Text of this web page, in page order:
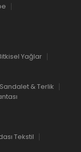
Yağlar
Sandalet & Terlik
Tekstil